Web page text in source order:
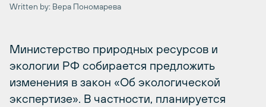
Written by: Вера Пономарева
Министерство природных ресурсов и
экологии РФ собирается предложить
изменения в закон «Об экологической
экспертизе». В частности, планируется